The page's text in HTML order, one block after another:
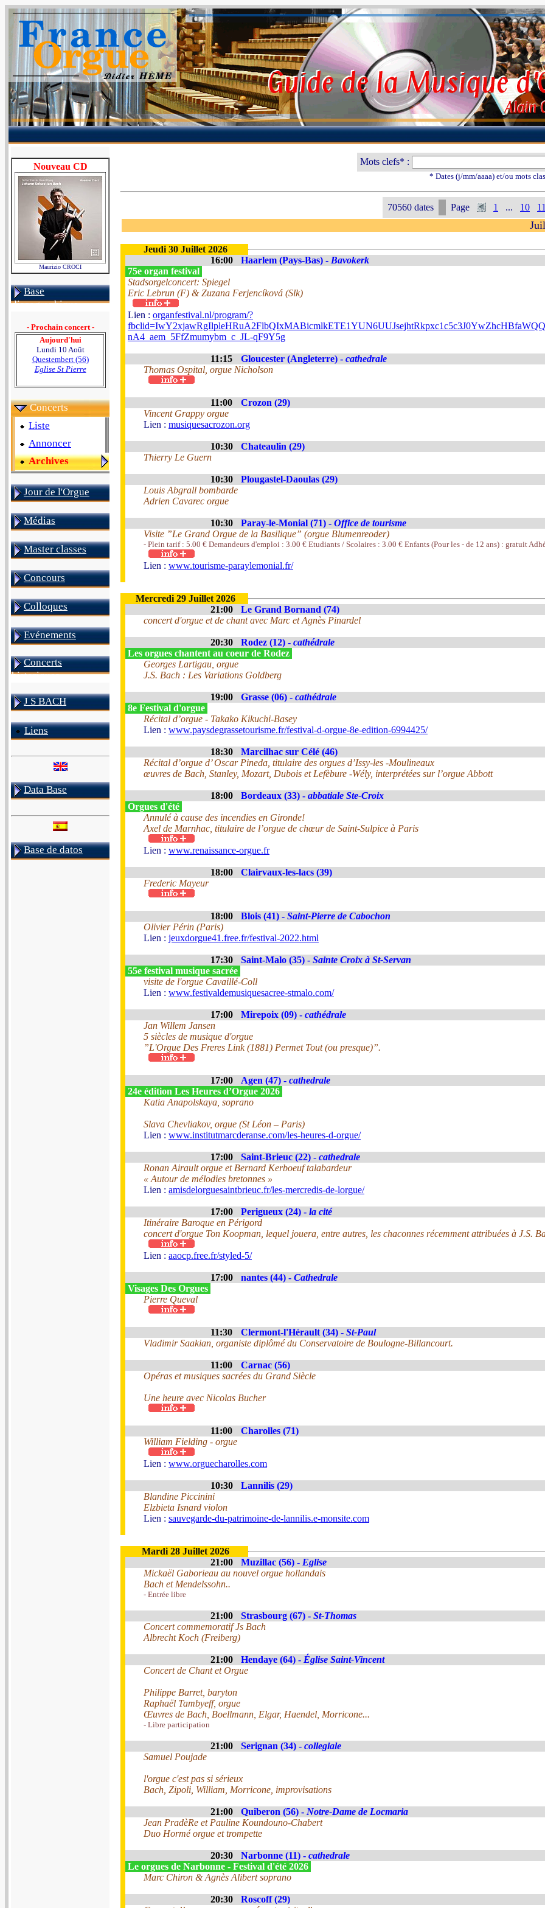
Nouveau CD
Maurizio CROCI
Base
discographique
- Prochain concert -
Aujourd'hui
Lundi 10 Août
Questembert (56)
Eglise St Pierre
Concerts
Liste
Annoncer
Archives
Jour de l'Orgue
Médias
Master classes
Concours
Colloques
Evénements
Concerts
historiques
J S BACH
Liens
Data Base
Base de datos
Mots clefs* :
* Dates (j/mm/aaaa) et/ou mots
70560 dates Page 1 ... 10
Jeudi 30 Juillet 2026
16:00
Haarlem (Pays-Bas) - Bavokerk
75e organ festival
Stadsorgelconcert: Spiegel
Eric Lebrun (F) & Zuzana Ferjencíková (Slk)
Lien : organfestival.nl/program/?
nA4_aem_5FfZmumybm_c_JL-qF9Y5g
11:15 Gloucester (Angleterre) - cathedrale
Thomas Ospital, orgue Nicholson
11:00
Crozon (29)
Vincent Grappy orgue
Lien : musiquesacrozon.org
10:30
Chateaulin (29)
Thierry Le Guern
10:30
Plougastel-Daoulas (29)
Louis Abgrall bombarde
Adrien Cavarec orgue
10:30 Paray-le-Monial (71) - Office de tourisme
Visite ”Le Grand Orgue de la Basilique” (orgue Blumenreoder)
- Plein tarif : 5.00 € Demandeurs d'emploi : 3.00 € Etudiants / Scolaires : 3.00 € Enfants (Pour les - de 12 ans) : gratuit
Lien : www.tourisme-paraylemonial.fr/
Mercredi 29 Juillet 2026
21:00
Le Grand Bornand (74)
concert d'orgue et de chant avec Marc et Agnès Pinardel
20:30 Rodez (12) - cathédrale
Les orgues chantent au coeur de Rodez
Georges Lartigau, orgue
J.S. Bach : Les Variations Goldberg
19:00 Grasse (06) - cathédrale
8e Festival d'orgue
Récital d’orgue - Takako Kikuchi-Basey
Lien : www.paysdegrassetourisme.fr/festival-d-orgue-8e-edition-6994425/
18:30
Marcilhac sur Célé (46)
Récital d’orgue d’ Oscar Pineda, titulaire des orgues d’Issy-les -Moulineaux
œuvres de Bach, Stanley, Mozart, Dubois et Lefèbure -Wély, interprétées sur l’orgue Abbott
18:00 Bordeaux (33) - abbatiale Ste-Croix
Orgues d'été
Annulé à cause des incendies en Gironde!
Axel de Marnhac, titulaire de l’orgue de chœur de Saint-Sulpice à Paris
Lien : www.renaissance-orgue.fr
18:00
Clairvaux-les-lacs (39)
Frederic Mayeur
18:00 Blois (41) - Saint-Pierre de Cabochon
Olivier Périn (Paris)
Lien : jeuxdorgue41.free.fr/festival-2022.html
17:30 Saint-Malo (35) - Sainte Croix à St-Servan
55e festival musique sacrée
visite de l'orgue Cavaillé-Coll
Lien : www.festivaldemusiquesacree-stmalo.com/
17:00 Mirepoix (09) - cathédrale
Jan Willem Jansen
5 siècles de musique d'orgue
”L'Orgue Des Freres Link (1881) Permet Tout (ou presque)”.
17:00 Agen (47) - cathedrale
24e édition Les Heures d’Orgue 2026
Katia Anapolskaya, soprano
Slava Chevliakov, orgue (St Léon – Paris)
Lien : www.institutmarcderanse.com/les-heures-d-orgue/
17:00 Saint-Brieuc (22) - cathedrale
Ronan Airault orgue et Bernard Kerboeuf talabardeur
« Autour de mélodies bretonnes »
Lien : amisdelorguesaintbrieuc.fr/les-mercredis-de-lorgue/
17:00 Perigueux (24) - la cité
Itinéraire Baroque en Périgord
concert d'orgue Ton Koopman, lequel jouera, entre autres, les chaconnes récemment attribuées à J.S.
Lien : aaocp.free.fr/styled-5/
17:00 nantes (44) - Cathedrale
Visages Des Orgues
Pierre Queval
11:30 Clermont-l'Hérault (34) - St-Paul
Vladimir Saakian, organiste diplômé du Conservatoire de Boulogne-Billancourt.
11:00
Carnac (56)
Opéras et musiques sacrées du Grand Siècle
Une heure avec Nicolas Bucher
11:00
Charolles (71)
William Fielding - orgue
Lien : www.orguecharolles.com
10:30
Lannilis (29)
Blandine Piccinini
Elzbieta Isnard violon
Lien : sauvegarde-du-patrimoine-de-lannilis.e-monsite.com
Mardi 28 Juillet 2026
21:00
Muzillac (56) - Eglise
Mickaël Gaborieau au nouvel orgue hollandais
Bach et Mendelssohn..
- Entrée libre
21:00 Strasbourg (67) - St-Thomas
Concert commemoratif Js Bach
Albrecht Koch (Freiberg)
21:00 Hendaye (64) - Église Saint-Vincent
Concert de Chant et Orgue
Philippe Barret, baryton
Raphaël Tambyeff, orgue
Œuvres de Bach, Boellmann, Elgar, Haendel, Morricone...
- Libre participation
21:00 Serignan (34) - collegiale
Samuel Poujade
l'orgue c'est pas si sérieux
Bach, Zipoli, William, Morricone, improvisations
21:00 Quiberon (56) - Notre-Dame de Locmaria
Jean PradèRe et Pauline Koundouno-Chabert
Duo Hormé orgue et trompette
20:30 Narbonne (11) - cathedrale
Le orgues de Narbonne - Festival d'été 2026
Marc Chiron & Agnès Alibert soprano
20:30
Roscoff (29)